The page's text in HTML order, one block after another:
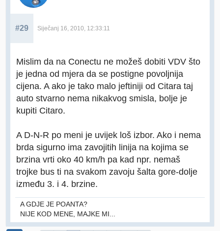
#29 Siječanj 16, 2010, 12:33:11
Mislim da na Conectu ne možeš dobiti VDV što
je jedna od mjera da se postigne povoljnija
cijena. A ako je tako malo jeftiniji od Citara taj
auto stvarno nema nikakvog smisla, bolje je
kupiti Citaro.
A D-N-R po meni je uvijek loš izbor. Ako i nema
brda sigurno ima zavojitih linija na kojima se
brzina vrti oko 40 km/h pa kad npr. nemaš
trojke bus ti na svakom zavoju šalta gore-dolje
između 3. i 4. brzine.
A GDJE JE POANTA?
NIJE KOD MENE, MAJKE MI...